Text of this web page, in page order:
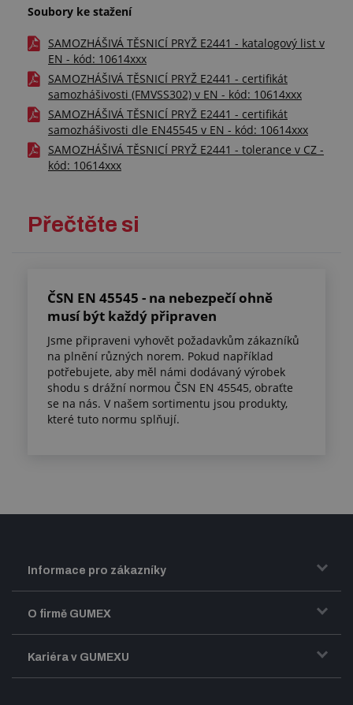
Soubory ke stažení
SAMOZHÁŠIVÁ TĚSNICÍ PRYŽ E2441 - katalogový list v
EN - kód: 10614xxx
SAMOZHÁŠIVÁ TĚSNICÍ PRYŽ E2441 - certifikát
samozhášivosti (FMVSS302) v EN - kód: 10614xxx
SAMOZHÁŠIVÁ TĚSNICÍ PRYŽ E2441 - certifikát
samozhášivosti dle EN45545 v EN - kód: 10614xxx
SAMOZHÁŠIVÁ TĚSNICÍ PRYŽ E2441 - tolerance v CZ -
kód: 10614xxx
Přečtěte si
ČSN EN 45545 - na nebezpečí ohně
musí být každý připraven
Jsme připraveni vyhovět požadavkům zákazníků
na plnění různých norem. Pokud například
potřebujete, aby měl námi dodávaný výrobek
shodu s drážní normou ČSN EN 45545, obraťte
se na nás. V našem sortimentu jsou produkty,
které tuto normu splňují.
Informace pro zákazníky
Doprava a zasílání zboží
Obchodní podmínky
O firmě GUMEX
Představení firmy GUMEX
Kariéra v GUMEXU